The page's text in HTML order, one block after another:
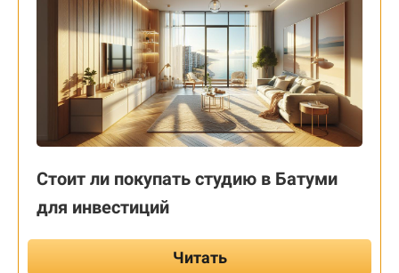
Стоит ли покупать студию в Батуми
для инвестиций
Читать